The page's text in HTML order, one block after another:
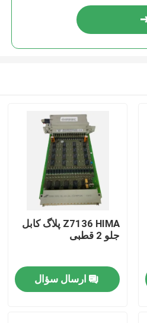
Z7136 HIMA پلاگ کابل
جلو 2 قطبی
ارسال سؤال